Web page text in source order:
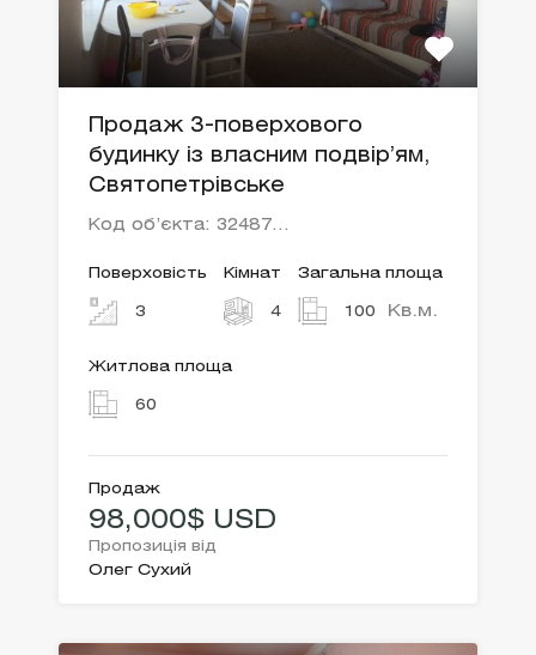
Продаж 3-поверхового
будинку із власним подвір’ям,
Святопетрівське
Код об’єкта: 32487…
Поверховість
3
Кімнат
4
Загальна площа
100 Кв.м.
Житлова площа
60
Продаж
98,000$ USD
Пропозиція від
Олег Сухий